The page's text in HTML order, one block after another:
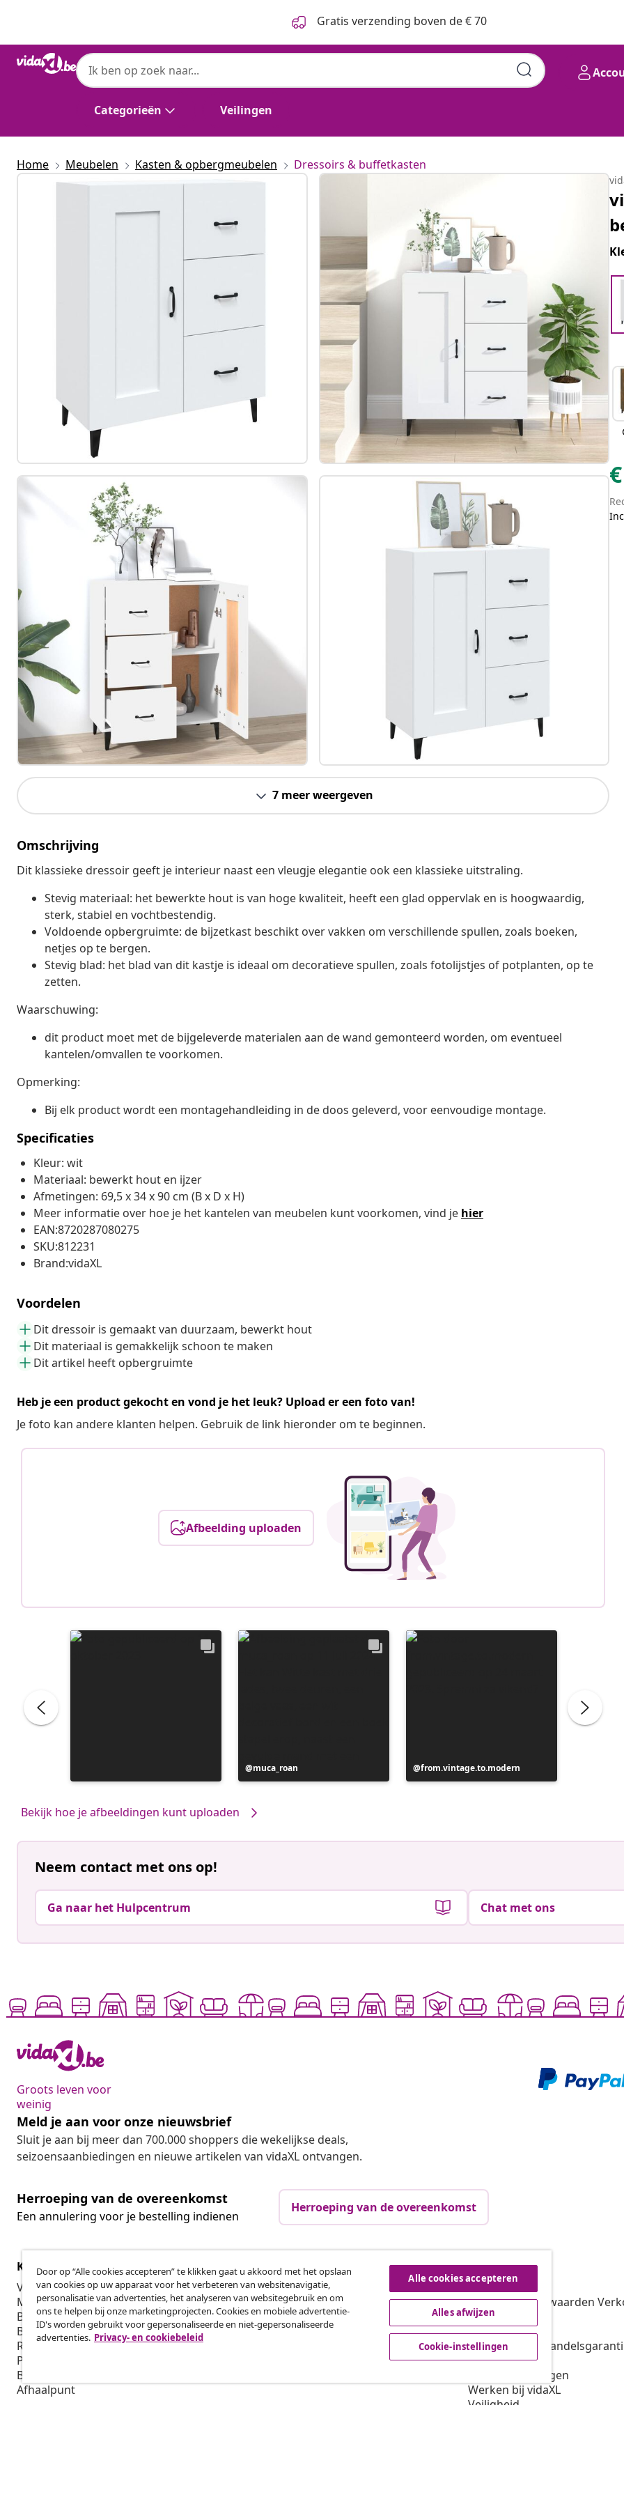
Gratis verzending boven de € 70
Categorieën Veilingen
Home Meubelen Kasten & opbergmeubelen Dressoirs & buffetkasten
7 meer weergeven
Omschrijving
Dit klassieke dressoir geeft je interieur naast een vleugje elegantie ook een klassieke uitstraling.
Stevig materiaal: het bewerkte hout is van hoge kwaliteit, heeft een glad oppervlak en is hoogwaardig,
sterk, stabiel en vochtbestendig.
Voldoende opbergruimte: de bijzetkast beschikt over vakken om verschillende spullen, zoals boeken,
netjes op te bergen.
Stevig blad: het blad van dit kastje is ideaal om decoratieve spullen, zoals fotolijstjes of potplanten, op te
zetten.
Waarschuwing:
dit product moet met de bijgeleverde materialen aan de wand gemonteerd worden, om eventueel
kantelen/omvallen te voorkomen.
Opmerking:
Bij elk product wordt een montagehandleiding in de doos geleverd, voor eenvoudige montage.
Specificaties
Kleur: wit
Materiaal: bewerkt hout en ijzer
Afmetingen: 69,5 x 34 x 90 cm (B x D x H)
Meer informatie over hoe je het kantelen van meubelen kunt voorkomen, vind je hier
EAN:8720287080275
SKU:812231
Brand:vidaXL
Voordelen
Dit dressoir is gemaakt van duurzaam, bewerkt hout
Dit materiaal is gemakkelijk schoon te maken
Dit artikel heeft opbergruimte
Heb je een product gekocht en vond je het leuk? Upload er een foto van!
Je foto kan andere klanten helpen. Gebruik de link hieronder om te beginnen.
Afbeelding uploaden
Bericht
gepubliceerd
muca_roan
Bericht
gepubliceerd
from.vintage.to.modern
Bekijk hoe je afbeeldingen kunt uploaden
€
Neem contact met ons op!
Ga naar het Hulpcentrum Chat met ons
Groots leven voor
weinig
Meld je aan voor onze nieuwsbrief
Sluit je aan bij meer dan 700.000 shoppers die wekelijkse deals,
seizoensaanbiedingen en nieuwe artikelen van vidaXL ontvangen.
Herroeping van de overeenkomst
Een annulering voor je bestelling indienen
Herroeping van de overeenkomst
Klantenservice
Volg je bestelling
Mijn account
Betalen
Bezorgen
Retourneren
Productinformatie
Bestellen
Afhaalpunt
Zakelijk
Affiliateprogramma
Produceren voor vidaXL
Marketingsamenwerkingen
vidaXL
Over vidaXL
Algemene voorwaarden
Privacybeleid
Cookiebeleid
Voorwaarden
Scheepvaart
Cookie-instellingen
Werken bij vidaXL
Veiligheid
Door op “Alle cookies accepteren” te klikken gaat u akkoord met het opslaan
van cookies op uw apparaat voor het verbeteren van websitenavigatie,
personalisatie van advertenties, het analyseren van websitegebruik en om
ons te helpen bij onze marketingprojecten. Cookies en mobiele advertentie-
ID's worden gebruikt voor gepersonaliseerde en niet-gepersonaliseerde
advertenties. Privacy- en cookiebeleid
Alle cookies accepteren
Alles afwijzen
Cookie-instellingen